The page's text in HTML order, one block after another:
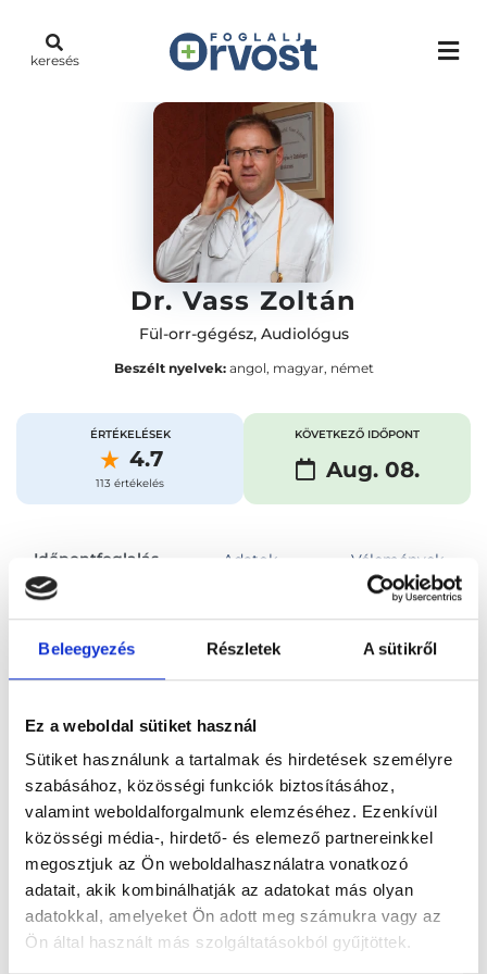
Beleegyezés Részletek A sütikről
Ez a weboldal sütiket használ
Sütiket használunk a tartalmak és hirdetések személyre
szabásához, közösségi funkciók biztosításához,
valamint weboldalforgalmunk elemzéséhez. Ezenkívül
közösségi média-, hirdető- és elemező partnereinkkel
megosztjuk az Ön weboldalhasználatra vonatkozó
adatait, akik kombinálhatják az adatokat más olyan
adatokkal, amelyeket Ön adott meg számukra vagy az
Ön által használt más szolgáltatásokból gyűjtöttek.
keresés
Dr. Vass Zoltán
Fül-orr-gégész, Audiológus
Beszélt nyelvek:angol, magyar, német
ÉRTÉKELÉSEK
4.7
113 értékelés
KÖVETKEZŐ IDŐPONT
Aug. 08.
Időpontfoglalás Adatok Vélemények
Foglalj időpontot
Főoldal Orvosok Audiológus
Audiológus, Szeged Dr. Vass Zoltán